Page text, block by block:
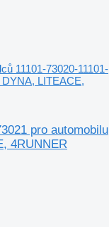
11101-73020-11101-
LITEACE,
pro automobilu
4RUNNER